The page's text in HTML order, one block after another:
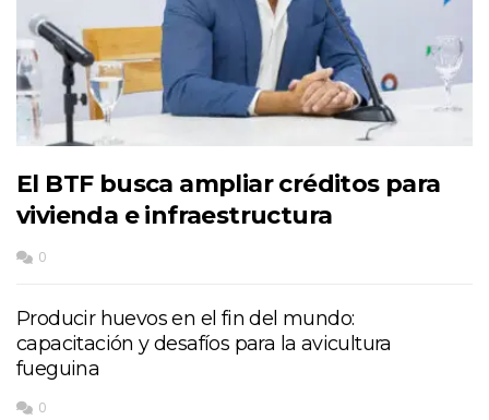
El BTF busca ampliar créditos para
vivienda e infraestructura
0
Producir huevos en el fin del mundo:
capacitación y desafíos para la avicultura
fueguina
0